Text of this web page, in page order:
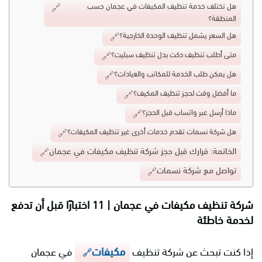
هل تختلف خدمة تنظيف المكيفات في عجمان حسب
المنطقة؟
هل السعر يشمل تنظيف الوحدة الخارجية؟
متى أطلب تنظيف دكت بدل تنظيف سبليت؟
هل يمكن طلب الخدمة للمكاتب والعيادات؟
ما أفضل وقت لحجز تنظيف المكيف؟
ماذا أرسل عبر واتساب قبل الحجز؟
هل شركة نسمات تقدم خدمات أخرى غير تنظيف المكيفات؟
الخاتمة: قرارك قبل حجز شركة تنظيف مكيفات في عجمان
تواصل مع شركة نسمات
شركة تنظيف مكيفات في عجمان | 11 اختبارًا قبل أن تدفع
لخدمة خاطئة
إذا كنت تبحث عن شركة تنظيف مكيفات
في عجمان